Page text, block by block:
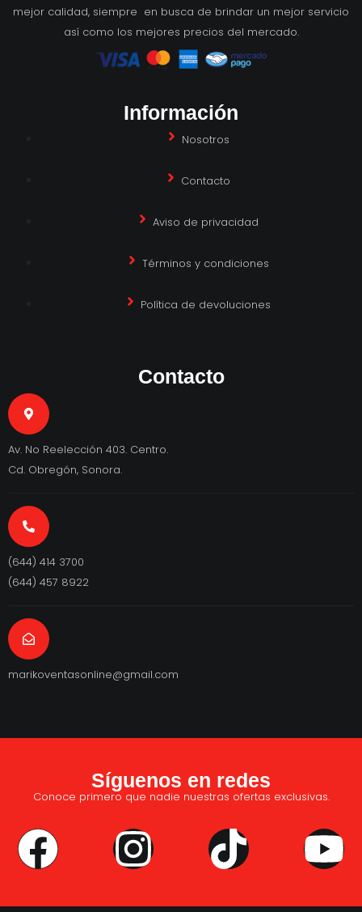
mejor calidad, siempre en busca de brindar un mejor servicio
así como los mejores precios del mercado.
Información
Nosotros
Contacto
Aviso de privacidad
Términos y condiciones
Política de devoluciones
Contacto
Av. No Reelección 403. Centro.
Cd. Obregón, Sonora.
(644) 414 3700
(644) 457 8922
marikoventasonline@gmail.com
Síguenos en redes
Conoce primero que nadie nuestras ofertas exclusivas.